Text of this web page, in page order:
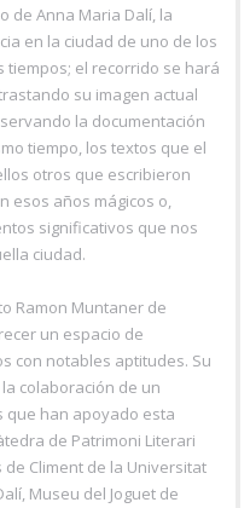
de Anna Maria Dalí, la
en la ciudad de uno de los
el recorrido se hará
su imagen actual
la documentación
tiempo, los textos que el
otros que escribieron
esos años mágicos o,
significativos que nos
ciudad.
Ramon Muntaner de
un espacio de
con notables aptitudes. Su
colaboración de un
que han apoyado esta
de Patrimoni Literari
de Climent de la Universitat
Museu del Joguet de